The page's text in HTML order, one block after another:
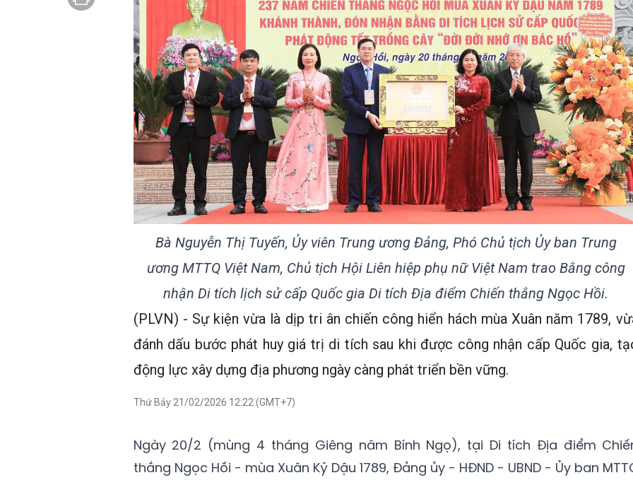
Bà Nguyễn Thị Tuyến, Ủy viên Trung ương Đảng, Phó Chủ tịch Ủy ban Trung
ương MTTQ Việt Nam, Chủ tịch Hội Liên hiệp phụ nữ Việt Nam trao Bằng công
nhận Di tích lịch sử cấp Quốc gia Di tích Địa điểm Chiến thắng Ngọc Hồi.
(PLVN) - Sự kiện vừa là dịp tri ân chiến công hiển hách mùa Xuân năm 1789,
đánh dấu bước phát huy giá trị di tích sau khi được công nhận cấp Quốc gia,
động lực xây dựng địa phương ngày càng phát triển bền vững.
Thứ Bảy 21/02/2026 12:22 (GMT+7)
Ngày 20/2 (mùng 4 tháng Giêng năm Bính Ngọ), tại Di tích Địa điểm
thắng Ngọc Hồi - mùa Xuân Kỷ Dậu 1789, Đảng ủy - HĐND - UBND - Ủy ban